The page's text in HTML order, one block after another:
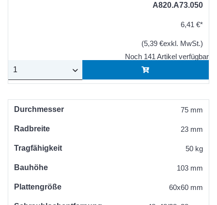
A820.A73.050
6,41 €*
(5,39 €exkl. MwSt.)
Noch 141 Artikel verfügbar
Durchmesser 75 mm
Radbreite 23 mm
Tragfähigkeit 50 kg
Bauhöhe 103 mm
Plattengröße 60x60 mm